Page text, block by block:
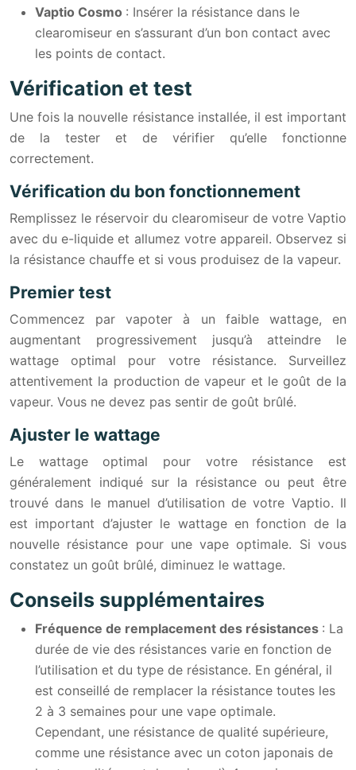
Vaptio Cosmo : Insérer la résistance dans le
clearomiseur en s’assurant d’un bon contact avec
les points de contact.
Vérification et test
Une fois la nouvelle résistance installée, il est important
de la tester et de vérifier qu’elle fonctionne
correctement.
Vérification du bon fonctionnement
Remplissez le réservoir du clearomiseur de votre Vaptio
avec du e-liquide et allumez votre appareil. Observez si
la résistance chauffe et si vous produisez de la vapeur.
Premier test
Commencez par vapoter à un faible wattage, en
augmentant progressivement jusqu’à atteindre le
wattage optimal pour votre résistance. Surveillez
attentivement la production de vapeur et le goût de la
vapeur. Vous ne devez pas sentir de goût brûlé.
Ajuster le wattage
Le wattage optimal pour votre résistance est
généralement indiqué sur la résistance ou peut être
trouvé dans le manuel d’utilisation de votre Vaptio. Il
est important d’ajuster le wattage en fonction de la
nouvelle résistance pour une vape optimale. Si vous
constatez un goût brûlé, diminuez le wattage.
Conseils supplémentaires
Fréquence de remplacement des résistances : La
durée de vie des résistances varie en fonction de
l’utilisation et du type de résistance. En général, il
est conseillé de remplacer la résistance toutes les
2 à 3 semaines pour une vape optimale.
Cependant, une résistance de qualité supérieure,
comme une résistance avec un coton japonais de